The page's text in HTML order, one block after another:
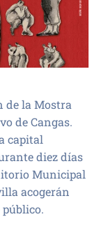
de la Mostra
de Cangas.
capital
diez días
Municipal
acogerán